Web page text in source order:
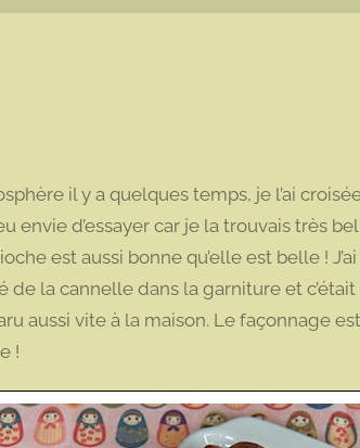
il y a quelques temps, je l’ai
envie d’essayer car je la trouvais très
est aussi bonne qu’elle est belle !
la cannelle dans la garniture et c’était
aussi vite à la maison. Le façonnage
!